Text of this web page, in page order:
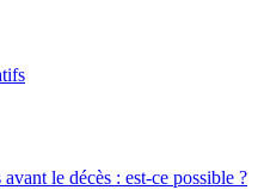
le décès : est-ce possible ?